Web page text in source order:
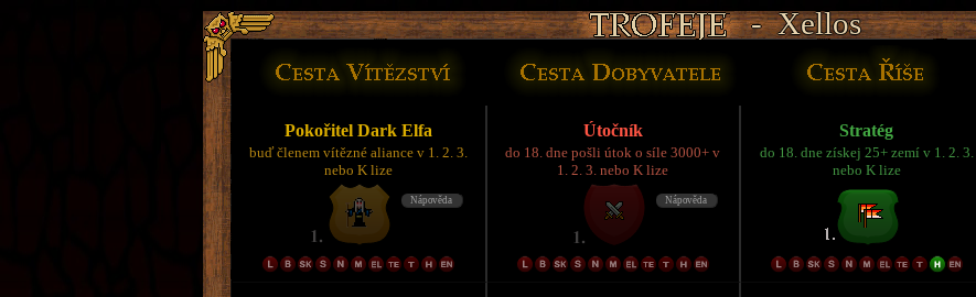
- Xellos
- Xellos
- Xellos
- Xellos
- Xellos
Pokořitel Dark Elfa
buď členem vítězné aliance v 1. 2. 3.
nebo K lize
Útočník
do 18. dne pošli útok o síle 3000+ v
1. 2. 3. nebo K lize
Stratég
do 18. dne získej 25+ zemí v 1. 2. 3.
nebo K lize